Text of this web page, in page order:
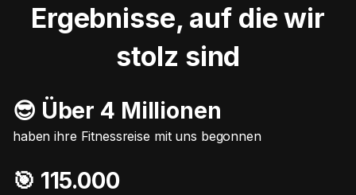
Ergebnisse, auf die wir
stolz sind
😎 Über 4 Millionen
haben ihre Fitnessreise mit uns begonnen
🎯️ 115.000